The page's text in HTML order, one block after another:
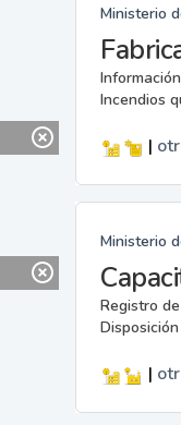
Ministerio
Incendios
|
Ministerio
Registro
|